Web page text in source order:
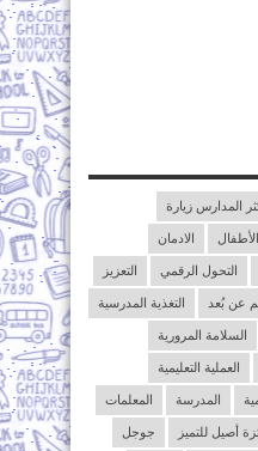
المدارس زيارة
الأطفال الادمان
التحول الرقمي التعزيز
عن بُعد التغذية المدرسية
السلامة المرورية
العملية التعليمية
المدرسة المعلمات
أصيل للتميز جوجل